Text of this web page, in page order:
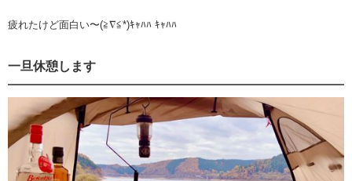
疲れたけど面白い〜(≧∇≦*)ｷｬﾊﾊ ｷｬﾊﾊ
一旦休憩します